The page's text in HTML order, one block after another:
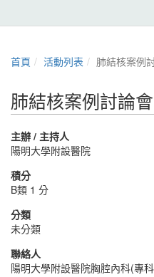
首頁 活動列表 肺結核案例
肺結核案例討論會
主辦 / 主持人
陽明大學附設醫院
積分
B類 1 分
分類
未分類
聯絡人
陽明大學附設醫院胸腔內科(專